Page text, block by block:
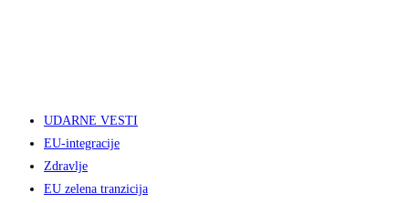
UDARNE VESTI
EU-integracije
Zdravlje
EU zelena tranzicija